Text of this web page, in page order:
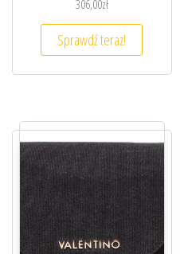
306,00zł
Sprawdź teraz!